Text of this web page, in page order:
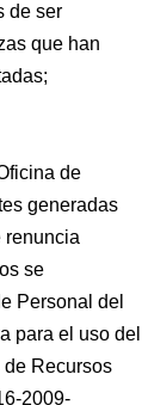
de ser
que han
de
generadas
renuncia
se
Personal del
para el uso del
Recursos
2009-